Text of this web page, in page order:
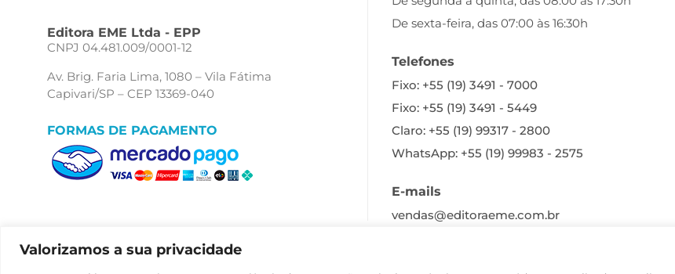
Valorizamos a sua privacidade
Editora EME Ltda - EPP
CNPJ 04.481.009/0001-12
Av. Brig. Faria Lima, 1080 – Vila Fátima
Capivari/SP – CEP 13369-040
FORMAS DE PAGAMENTO
De sexta-feira, das 07:00 às 16:30h
Telefones
Fixo: +55 (19) 3491 - 7000
Fixo: +55 (19) 3491 - 5449
Claro: +55 (19) 99317 - 2800
WhatsApp: +55 (19) 99983 - 2575
E-mails
vendas@editoraeme.com.br